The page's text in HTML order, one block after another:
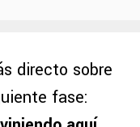
directo sobre
fase: